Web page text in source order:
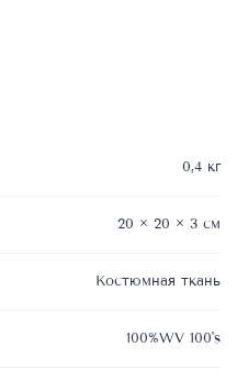
0,4 кг
20 × 20 × 3 см
Костюмная ткань
100%WV 100's